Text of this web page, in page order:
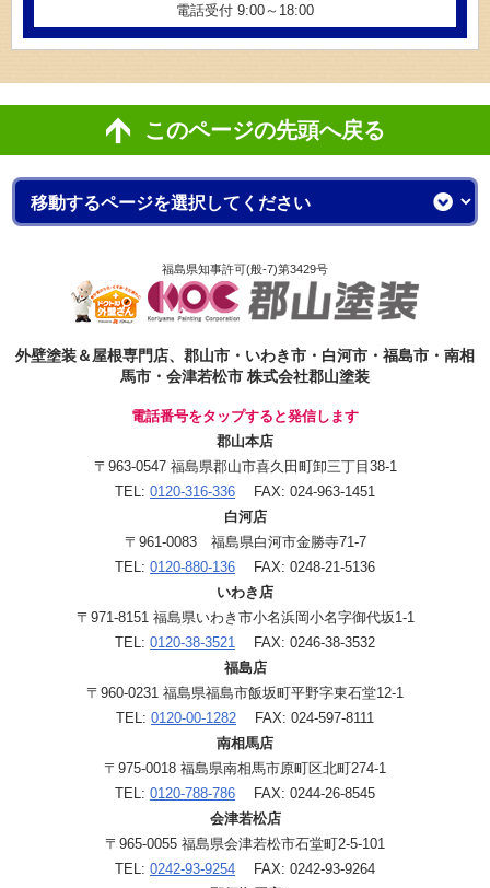
電話受付 9:00～18:00
このページの先頭へ戻る
福島県知事許可(般-7)第3429号
外壁塗装＆屋根専門店、郡山市・いわき市・白河市・福島市・南相
馬市・会津若松市 株式会社郡山塗装
電話番号をタップすると発信します
郡山本店
〒963-0547 福島県郡山市喜久田町卸三丁目38-1
TEL: 0120-316-336 FAX: 024-963-1451
白河店
〒961-0083 福島県白河市金勝寺71-7
TEL: 0120-880-136 FAX: 0248-21-5136
いわき店
〒971-8151 福島県いわき市小名浜岡小名字御代坂1-1
TEL: 0120-38-3521
FAX: 0246-38-3532
福島店
〒960-0231 福島県福島市飯坂町平野字東石堂12-1
TEL: 0120-00-1282 FAX: 024-597-8111
南相馬店
〒975-0018 福島県南相馬市原町区北町274-1
TEL: 0120-788-786 FAX: 0244-26-8545
会津若松店
〒965-0055 福島県会津若松市石堂町2-5-101
TEL: 0242-93-9254 FAX: 0242-93-9264